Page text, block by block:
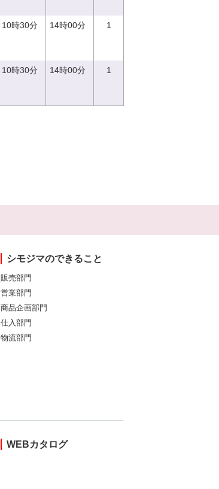
10時30分 14時00分 1
10時30分 14時00分 1
シモジマのできること
販売部門
営業部門
商品企画部門
仕入部門
物流部門
WEBカタログ